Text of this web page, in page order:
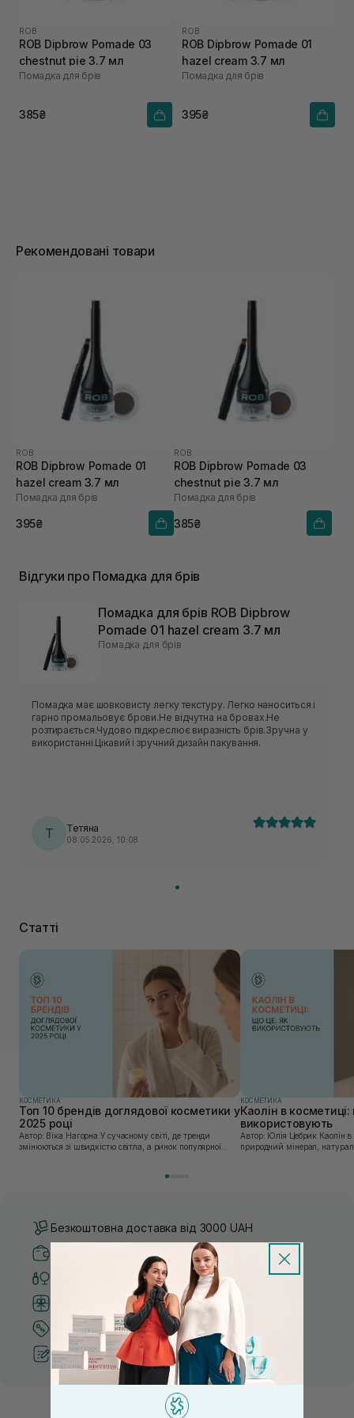
ROB
ROB Dipbrow Pomade 03
chestnut pie 3.7 мл
Помадка для брів
385₴
ROB
ROB Dipbrow Pomade 01
hazel cream 3.7 мл
Помадка для брів
395₴
Рекомендовані товари
ROB
ROB Dipbrow Pomade 01
hazel cream 3.7 мл
Помадка для брів
395₴
ROB
ROB Dipbrow Pomade 03
chestnut pie 3.7 мл
Помадка для брів
385₴
Відгуки про Помадка для брів
Помадка для брів ROB Dipbrow
Pomade 01 hazel cream 3.7 мл
Помадка для брів
Помадка має шовковисту легку текстуру. Легко наноситься і
гарно промальовує брови.Не відчутна на бровах.Не
розтирається.Чудово підкреслює виразність брів.Зручна у
використанні.Цікавий і зручний дизайн пакування.
Т Тетяна
08.05.2026, 10:08
Статті
КОСМЕТИКА
Топ 10 брендів доглядової косметики у
2025 році
Автор: Віка Нагорна У сучасному світі, де тренди
змінюються зі швидкістю світла, а ринок популярної
КОСМЕТИКА
Каолін в
використовують
Автор: Юлія Цебрик Каолін в косметології – це
природний мінерал,
Безкоштовна доставка від 3000 UAH
Безпечні способи оплати
Тільки оригінальна косметика
Система бонусів та лояльності
Кращі ціни та топ товари
Рекомендації від косметологів